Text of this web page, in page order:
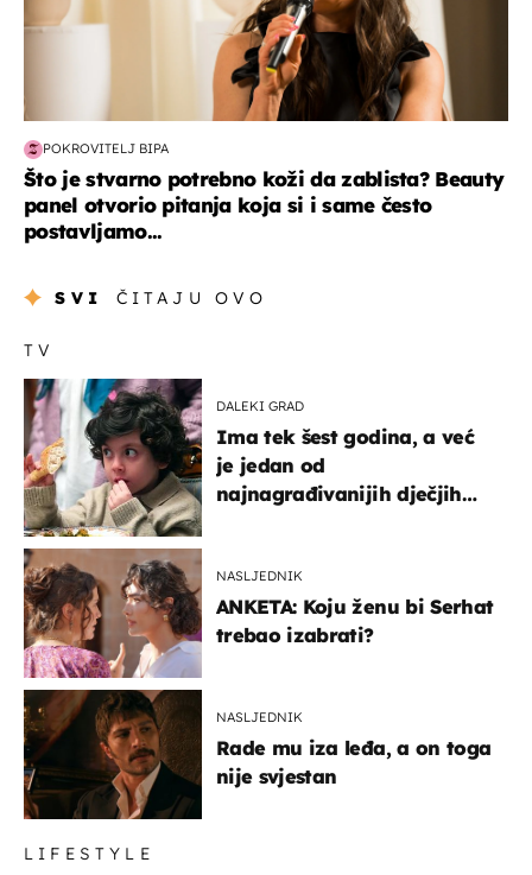
POKROVITELJ BIPA
Što je stvarno potrebno koži da zablista? Beauty
panel otvorio pitanja koja si i same često
postavljamo...
SVI ČITAJU OVO
TV
DALEKI GRAD
Ima tek šest godina, a već
je jedan od
najnagrađivanijih dječjih
NASLJEDNIK
ANKETA: Koju ženu bi Serhat
trebao izabrati?
NASLJEDNIK
Rade mu iza leđa, a on toga
nije svjestan
LIFESTYLE